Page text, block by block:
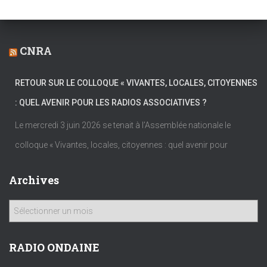
CNRA
RETOUR SUR LE COLLOQUE « VIVANTES, LOCALES, CITOYENNES
: QUEL AVENIR POUR LES RADIOS ASSOCIATIVES ?
Le mercredi 3 juin 2026 se tenait à l’Assemblée nationale le
colloque « Vivantes, locales, citoyennes : quel avenir pour
Archives
h
RADIO ONDAINE